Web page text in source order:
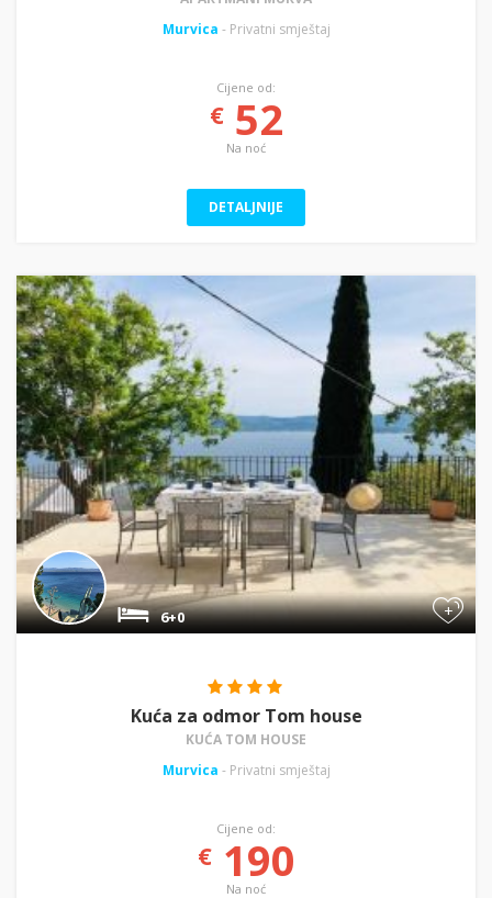
Murvica - Privatni smještaj
Cijene od:
€52
Na noć
DETALJNIJE
+
6+0
Kuća za odmor Tom house
KUĆA TOM HOUSE
Murvica - Privatni smještaj
Cijene od:
€190
Na noć